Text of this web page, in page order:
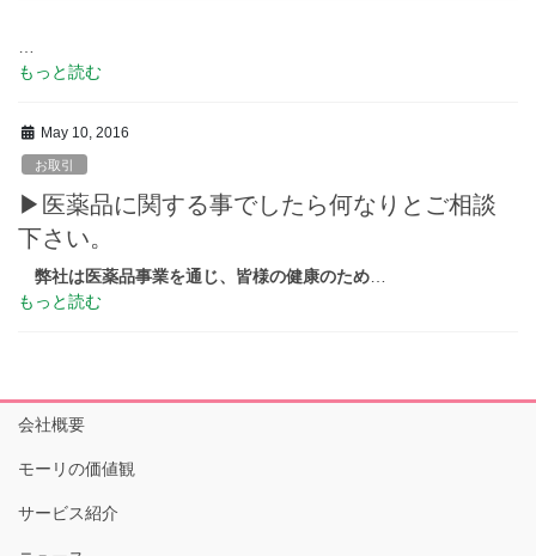
…
もっと読む
May 10, 2016
お取引
▶医薬品に関する事でしたら何なりとご相談
下さい。
弊社は医薬品事業を通じ、皆様の健康のため
もっと読む
会社概要
モーリの価値観
サービス紹介